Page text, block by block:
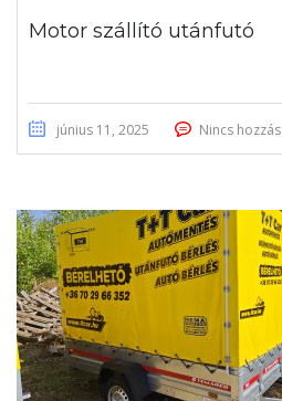
Motor szállító utánfutó
június 11, 2025 Nincs